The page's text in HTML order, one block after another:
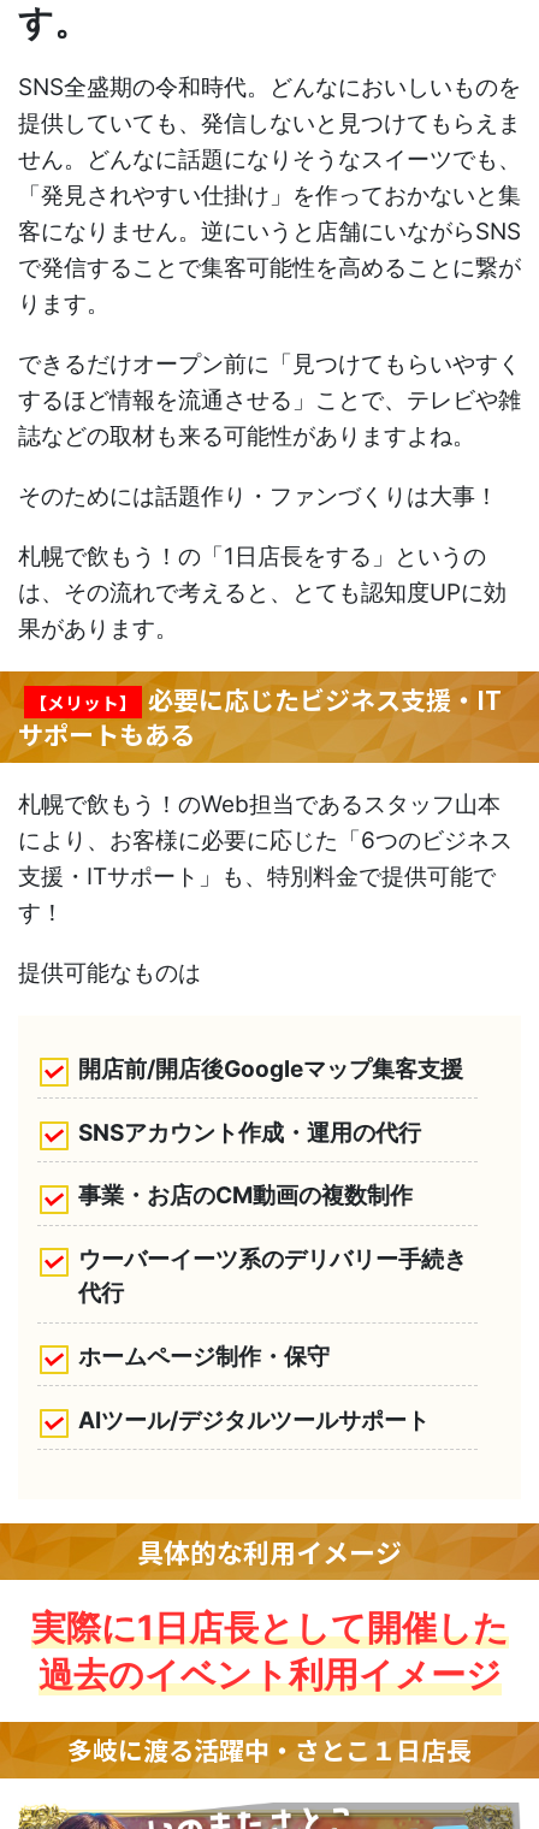
す。
SNS全盛期の令和時代。どんなにおいしいものを
提供していても、発信しないと見つけてもらえま
せん。どんなに話題になりそうなスイーツでも、
「発見されやすい仕掛け」を作っておかないと集
客になりません。逆にいうと店舗にいながらSNS
で発信することで集客可能性を高めることに繋が
ります。
できるだけオープン前に「見つけてもらいやすく
するほど情報を流通させる」ことで、テレビや雑
誌などの取材も来る可能性がありますよね。
そのためには話題作り・ファンづくりは大事！
札幌で飲もう！の「1日店長をする」というの
は、その流れで考えると、とても認知度UPに効
果があります。
【メリット】
必要に応じたビジネス支援・IT
サポートもある
札幌で飲もう！のWeb担当であるスタッフ山本
により、お客様に必要に応じた「6つのビジネス
支援・ITサポート」も、特別料金で提供可能で
す！
提供可能なものは
開店前/開店後Googleマップ集客支援
SNSアカウント作成・運用の代行
事業・お店のCM動画の複数制作
ウーバーイーツ系のデリバリー手続き
代行
ホームページ制作・保守
AIツール/デジタルツールサポート
具体的な利用イメージ
実際に1日店長として開催した
過去のイベント利用イメージ
多岐に渡る活躍中・さとこ１日店長